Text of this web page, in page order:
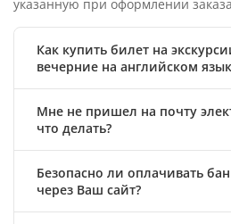
указанную при оформлении
Как купить билет на
вечерние на английском
Мне не пришел на почту
что делать?
Безопасно ли оплачивать
через Ваш сайт?